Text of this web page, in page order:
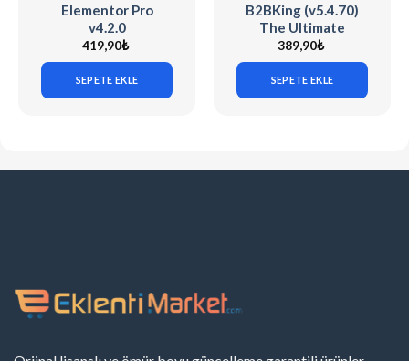
Elementor Pro
v4.2.0
419,90₺
SEPETE EKLE
B2BKing (v5.4.70)
The Ultimate
WooCommerce B2B
& Wholesale Plugin
389,90₺
SEPETE EKLE